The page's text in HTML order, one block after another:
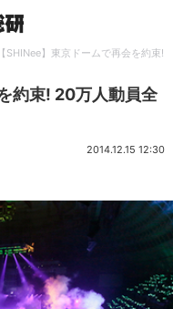
【SHINee】東京ドームで再会を約束!
約束! 20万人動員全
2014.12.15 12:30